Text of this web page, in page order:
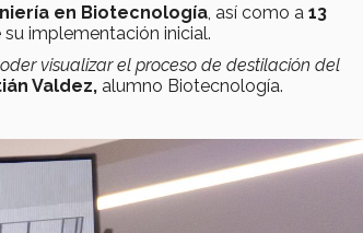
en Biotecnología, así como a 13
su implementación inicial.
visualizar el proceso de destilación del
Valdez, alumno Biotecnología.